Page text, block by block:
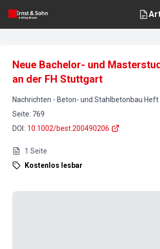
Neue Bachelor- und
an der FH Stuttgart
Nachrichten - Beton- und Stahlbetonbau Heft
Seite: 769
DOI : 10.1002/best.200490206
1 Seite
Kostenlos lesbar